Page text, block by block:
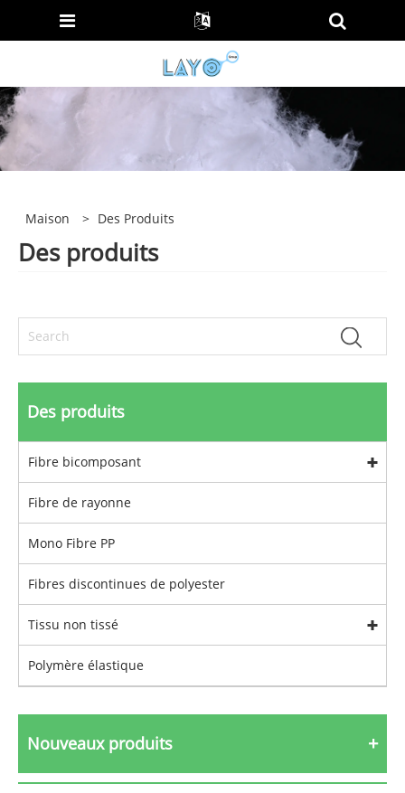
Maison > Des Produits
Des produits
Des produits
Fibre bicomposant
Fibre de rayonne
Mono Fibre PP
Fibres discontinues de polyester
Tissu non tissé
Polymère élastique
Nouveaux produits